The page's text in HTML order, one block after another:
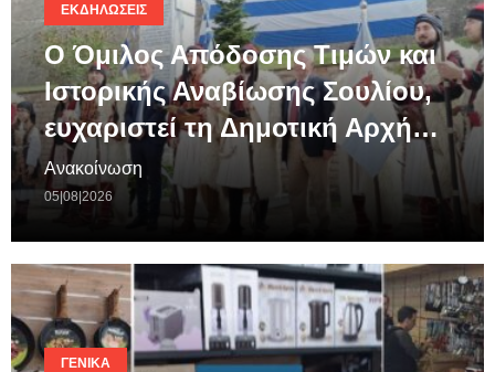
ΕΚΔΗΛΏΣΕΙΣ
Ο Όμιλος Απόδοσης Τιμών και
Ιστορικής Αναβίωσης Σουλίου,
ευχαριστεί τη Δημοτική Αρχή…
Ανακοίνωση
05|08|2026
ΓΕΝΙΚΆ